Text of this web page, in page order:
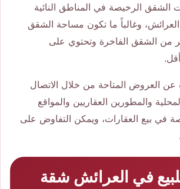
الشقق الرخيصة في المناطق النائية
العرائش، وغالباً ما تكون مساحة الشقق
من الشقق الفاخرة وتحتوي على
العروض المتاحة من خلال الاتصال
والمطورين العقاريين والمواقع
في بيع العقارات، ويمكن التفاوض على
في العرائش شقة